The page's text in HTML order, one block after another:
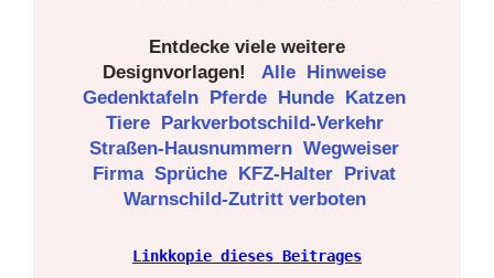
Entdecke viele weitere
Designvorlagen!
Alle Hinweise
Gedenktafeln Pferde Hunde Katzen
Tiere Parkverbotschild-Verkehr
Straßen-Hausnummern Wegweiser
Firma Sprüche KFZ-Halter Privat
Warnschild-Zutritt verboten
Linkkopie dieses Beitrages